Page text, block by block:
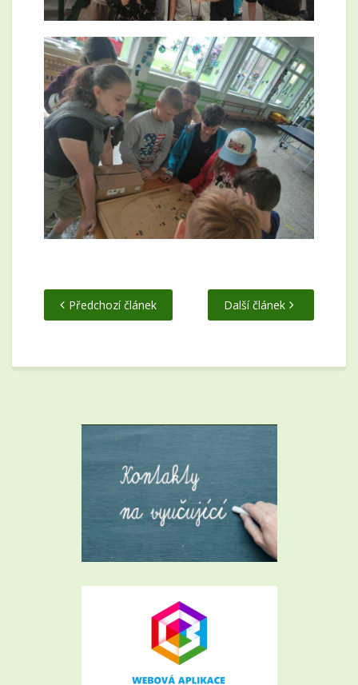
Předchozí článek Další článek